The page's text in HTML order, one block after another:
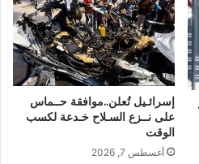
إسرائـيل تُعلن..موافقة حــماس
على نــزع السـلاح خـدعة لكسب
الوقت
أغسطس 7, 2026